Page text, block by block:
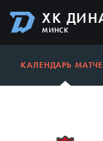
ХК
МИНСК
КАЛЕНДАРЬ